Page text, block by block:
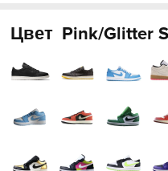
Цвет Pink/Glitter